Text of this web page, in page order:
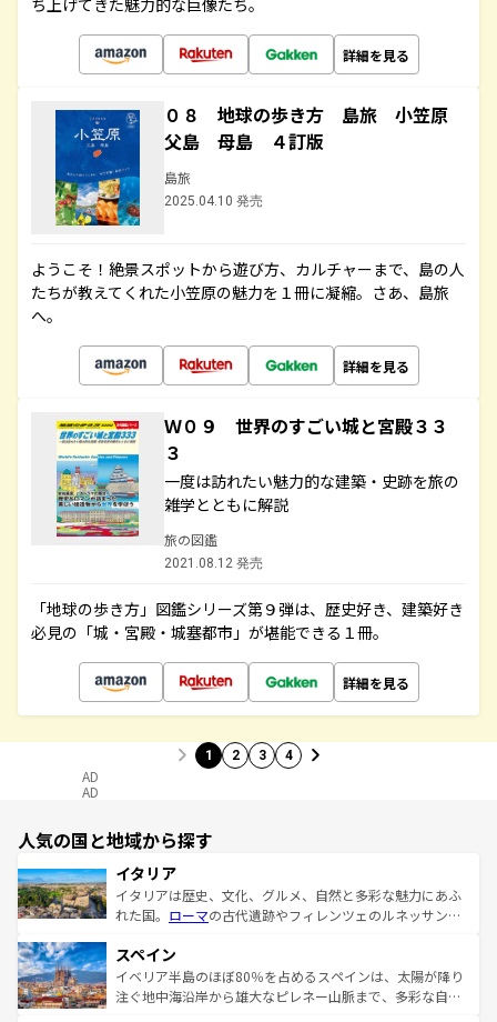
ち上げてきた魅力的な巨像たち。
詳細を見る
０８ 地球の歩き方 島旅 小笠原
父島 母島 ４訂版
島旅
2025.04.10 発売
ようこそ！絶景スポットから遊び方、カルチャーまで、島の人
たちが教えてくれた小笠原の魅力を１冊に凝縮。さあ、島旅
へ。
詳細を見る
Ｗ０９ 世界のすごい城と宮殿３３
３
一度は訪れたい魅力的な建築・史跡を旅の
雑学とともに解説
旅の図鑑
2021.08.12 発売
「地球の歩き方」図鑑シリーズ第９弾は、歴史好き、建築好き
必見の「城・宮殿・城塞都市」が堪能できる１冊。
詳細を見る
1 2 3 4
AD
AD
人気の国と地域から探す
イタリア
イタリアは歴史、文化、グルメ、自然と多彩な魅力にあふ
れた国。 ローマの古代遺跡やフィレンツェのルネッサンス
ろん、トスカーナの美しい田園風景やアマルフィ海岸の絶
景など、自然景観も見逃せない。観光の合間には、本場の
ピザやパスタなど、絶品のイタリア料理を堪能することも
スペイン
イベリア半島のほぼ80％を占めるスペインは、太陽が降り
注ぐ地中海沿岸から雄大なピレネー山脈まで、多彩な自然